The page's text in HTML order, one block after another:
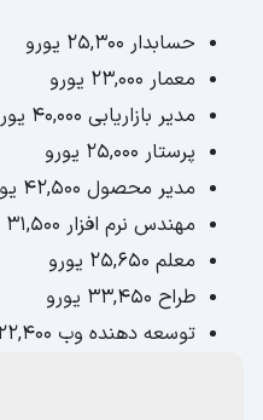
حسابدار 25,300 یورو
معمار 23,000 یورو
مدیر بازاریابی 40,000 یورو
پرستار 25,000 یورو
مدیر محصول 42,500 یورو
مهندس نرم افزار 31,500 یورو
معلم 25,650 یورو
طراح 33,450 یورو
توسعه دهنده وب 22,400 یورو